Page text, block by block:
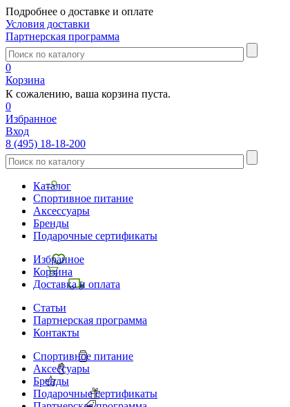
Подробнее о доставке и оплате
Условия доставки
Партнерская программа
0
Корзина
К сожалению, ваша корзина пуста.
0
Избранное
Вход
8 (495) 18-18-200
Каталог
Спортивное питание
Аксессуары
Бренды
Подарочные сертификаты
Избранное
Корзина
Доставка и оплата
Статьи
Партнерская программа
Контакты
Спортивное питание
Аксессуары
Бренды
Подарочные сертификаты